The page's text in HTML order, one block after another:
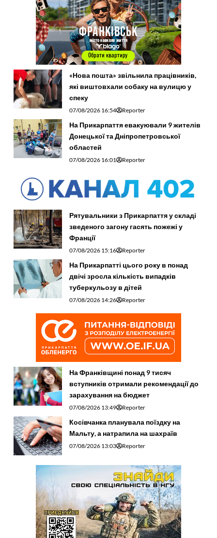
«Нова пошта» звільнила працівників,
які виштовхали собаку на вулицю у
спеку
07/08/2026 16:54 Reporter
На Прикарпаття евакуювали 9 жителів
Донецької та Дніпропетровської
областей
07/08/2026 16:01 Reporter
Рятувальники з Прикарпаття у складі
зведеного загону гасять пожежі у
Франції
07/08/2026 15:16 Reporter
На Прикарпатті цього року в понад
двічі зросла кількість випадків
туберкульозу в дітей
07/08/2026 14:26 Reporter
На Франківщині понад 9 тисяч
вступників отримали рекомендації до
зарахування на бюджет
07/08/2026 13:49 Reporter
Косівчанка планувала поїздку на
Мальту, а натрапила на шахраїв
07/08/2026 13:03 Reporter